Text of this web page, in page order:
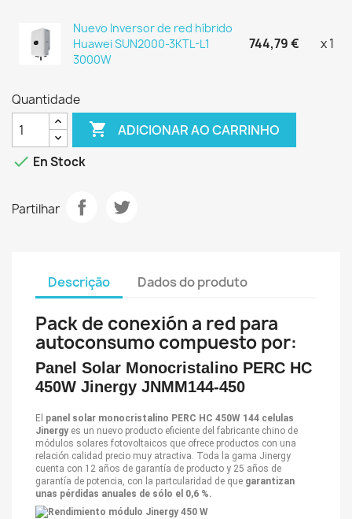
Nuevo Inversor de red híbrido
Huawei SUN2000-3KTL-L1
3000W
744,79 € x 1
Quantidade
 ADICIONAR AO CARRINHO
 En Stock
Partilhar
Descrição Dados do produto
Pack de conexión a red para
autoconsumo compuesto por:
Panel Solar Monocristalino PERC HC
450W Jinergy JNMM144-450
El panel solar monocristalino PERC HC 450W 144 celulas
Jinergy es un nuevo producto eficiente del fabricante chino de
módulos solares fotovoltaicos que ofrece productos con una
relación calidad precio muy atractiva. Toda la gama Jinergy
cuenta con 12 años de garantía de producto y 25 años de
garantía de potencia, con la partcularidad de que garantizan
unas pérdidas anuales de sólo el 0,6 %.